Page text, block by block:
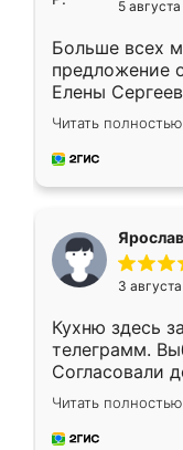
5
Больше всех
предложение
Елены
короткие
для замера
предложил по
Читать полностью
3
Кухню здесь
телеграмм.
Согласовали
недели кухня
довольны
мебель за
Читать полностью